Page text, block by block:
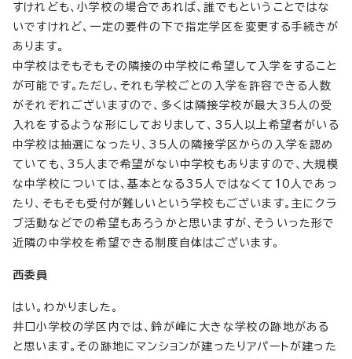
すけれども、小学校の場合であれば、誰でもということではな
いですけれど、一定の要件の下で指定学区を変更する手続きが
あります。
中学校はそもそもその隣接の中学校に希望して入学をすること
が可能です。ただし、それも学校ごとの入学を許容できる人数
がそれぞれございますので、多くは隣接学校が最大35人の受
入れをするような形にしておりまして、35人以上希望者がいる
中学校は抽選になったり、35人の隣接学区からの入学を認め
ていても、35人まで希望がない中学校もありますので、大規模
な中学校については、基本となる35人ではなくて10人であっ
たり、そもそも受付が難しいという学校もございます。主にクラ
ブ活動などでの希望もあろうかと思いますが、そういった形で
近隣の中学校を希望できる制度自体はございます。
西委員
はい。わかりました。
井口小学校の学区内では、鈴が峰に大きな学校の跡地がある
と思います。その跡地にマンションが建ったりアパートが建った